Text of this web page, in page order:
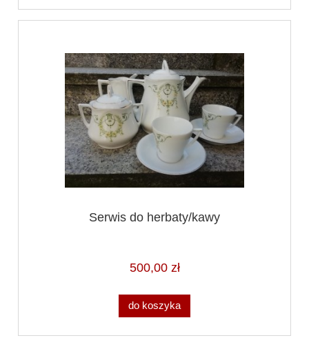
Serwis do herbaty/kawy
500,00 zł
do koszyka